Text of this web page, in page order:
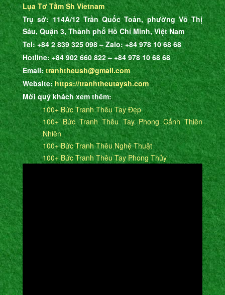
Lụa Tơ Tằm Sh Vietnam
Trụ sở: 114A/12 Trần Quốc Toản, phường Võ Thị
Sáu, Quận 3, Thành phố Hồ Chí Minh, Việt Nam
Tel: +84 2 839 325 098 – Zalo: +84 978 10 68 68
Hotline: +84 902 660 822 – +84 978 10 68 68
Email:tranhtheush@gmail.com
Website: https://tranhtheutaysh.com
Mời quý khách xem thêm:
100+ Bức Tranh Thêu Tay Đẹp
100+ Bức Tranh Thêu Tay Phong Cảnh Thiên
Nhiên
100+ Bức Tranh Thêu Nghệ Thuật
100+ Bức Tranh Thêu Tay Phong Thủy